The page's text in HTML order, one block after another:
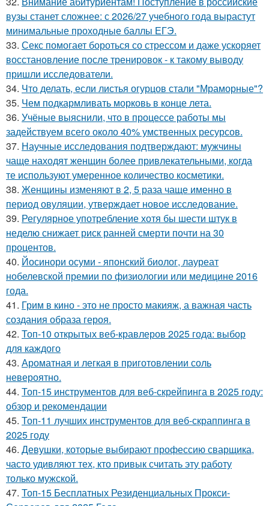
вузы станет сложнее: с 2026/27 учебного года вырастут
минимальные проходные баллы ЕГЭ.
33. Секс помогает бороться со стрессом и даже ускоряет
восстановление после тренировок - к такому выводу
пришли исследователи.
34. Что делать, если листья огурцов стали "Мраморные"?
35. Чем подкармливать морковь в конце лета.
36. Учёные выяснили, что в процессе работы мы
задействуем всего около 40% умственных ресурсов.
37. Научные исследования подтверждают: мужчины
чаще находят женщин более привлекательными, когда
те используют умеренное количество косметики.
38. Женщины изменяют в 2, 5 раза чаще именно в
период овуляции, утверждает новое исследование.
39. Регулярное употребление хотя бы шести штук в
неделю снижает риск ранней смерти почти на 30
процентов.
40. Йосинори осуми - японский биолог, лауреат
нобелевской премии по физиологии или медицине 2016
года.
41. Грим в кино - это не просто макияж, а важная часть
создания образа героя.
42. Топ-10 открытых веб-кравлеров 2025 года: выбор
для каждого
43. Ароматная и легкая в приготовлении соль
невероятно.
44. Топ-15 инструментов для веб-скрейпинга в 2025 году:
обзор и рекомендации
45. Топ-11 лучших инструментов для веб-скраппинга в
2025 году
46. Девушки, которые выбирают профессию сварщика,
часто удивляют тех, кто привык считать эту работу
только мужской.
47. Топ-15 Бесплатных Резиденциальных Прокси-